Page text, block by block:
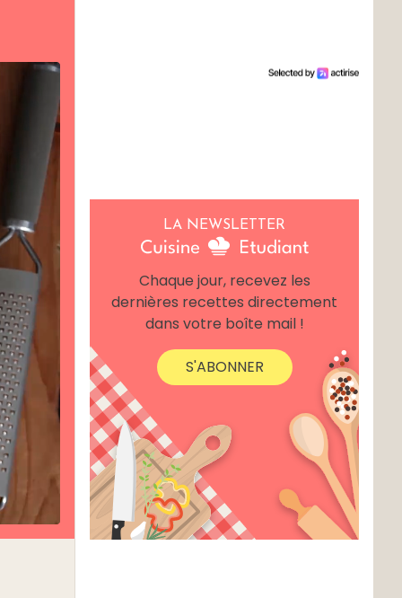
LA NEWSLETTER
Chaque jour, recevez les
dernières recettes directement
dans votre boîte mail !
S'ABONNER